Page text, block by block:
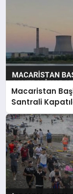
Macaristan
Santrali